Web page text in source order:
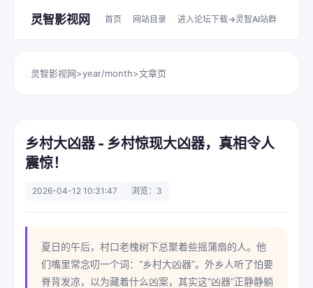
灵智影视网 首页 网站目录 进入论坛下载->灵智AI站群
灵智影视网>year/month>文章页
乡村大凶器 - 乡村惊现大凶器，真相令人
震惊！
2026-04-12 10:31:47 浏览：3
夏日的午后，村口老槐树下总聚着些摇蒲扇的人。他
们嘴里常念叨一个词：“乡村大凶器”。外乡人听了怕要
脊背发凉，以为藏着什么凶案，其实这“凶器”正静静躺